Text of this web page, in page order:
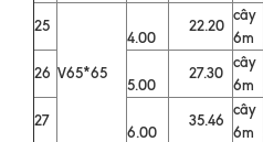
25
V65*65
4.00
22.20
cây
6m
26
5.00
27.30
cây
6m
27
6.00
35.46
cây
6m